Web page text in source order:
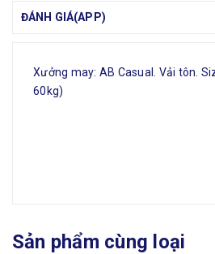
ĐÁNH GIÁ(APP)
Xưởng may: AB Casual. Vải tôn.
60kg)
Sản phẩm cùng loại